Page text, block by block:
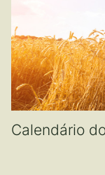
Calendário